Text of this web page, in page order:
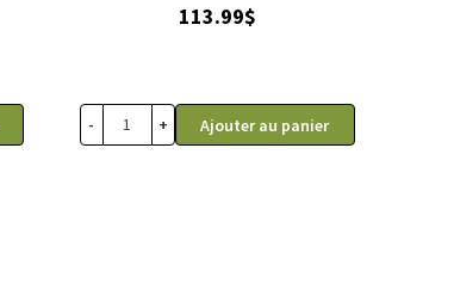
113.99$
- + Ajouter au panier